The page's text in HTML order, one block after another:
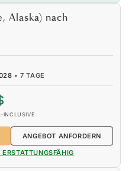
Alaska) nach
•7 TAGE
INCLUSIVE
ANGEBOT ANFORDERN